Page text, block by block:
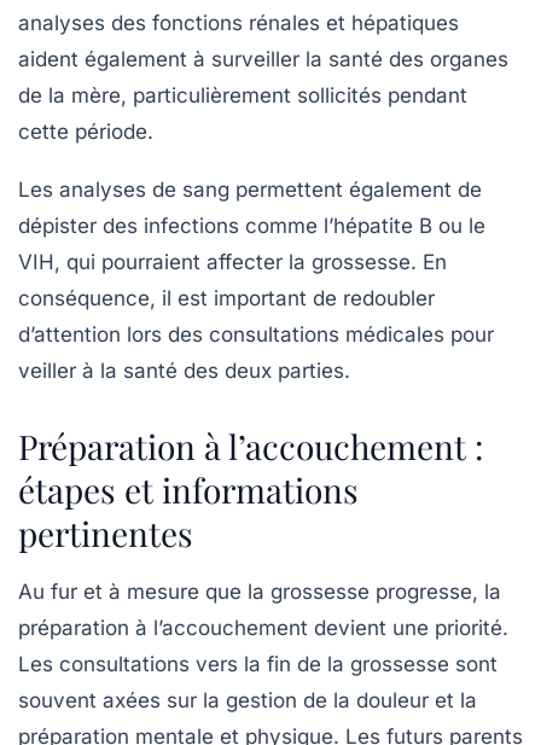
analyses des fonctions rénales et hépatiques
aident également à surveiller la santé des organes
de la mère, particulièrement sollicités pendant
cette période.
Les analyses de sang permettent également de
dépister des infections comme l’hépatite B ou le
VIH, qui pourraient affecter la grossesse. En
conséquence, il est important de redoubler
d’attention lors des consultations médicales pour
veiller à la santé des deux parties.
Préparation à l’accouchement :
étapes et informations
pertinentes
Au fur et à mesure que la grossesse progresse, la
préparation à l’accouchement devient une priorité.
Les consultations vers la fin de la grossesse sont
souvent axées sur la gestion de la douleur et la
préparation mentale et physique. Les futurs parents